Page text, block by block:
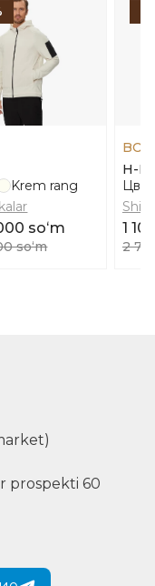
Krem rang
soʻm
soʻm
H-
1
2
prospekti 60